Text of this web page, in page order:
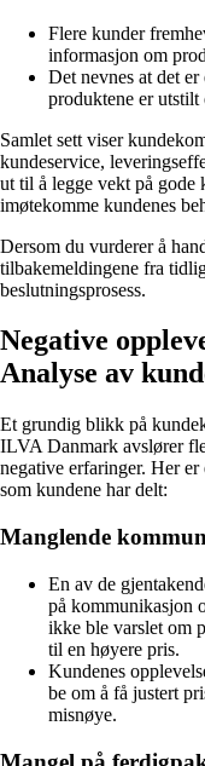
Flere kunder
informasjon om
Det nevnes at det
produktene er utstilt
Samlet sett viser
kundeservice,
ut til å legge vekt på gode
imøtekomme kundenes
Dersom du vurderer å
tilbakemeldingene fra
beslutningsprosess.
Negative
Analyse av
Et grundig blikk på
ILVA Danmark avslører
negative erfaringer. Her
som kundene har delt:
Manglende
En av de
på kommunikasjon
ikke ble varslet om
til en høyere pris.
Kundenes
be om å få justert
misnøye.